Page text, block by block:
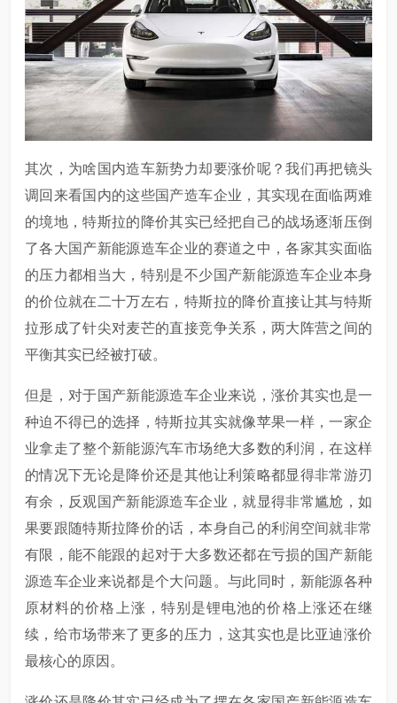
其次，为啥国内造车新势力却要涨价呢？我们再把镜头
调回来看国内的这些国产造车企业，其实现在面临两难
的境地，特斯拉的降价其实已经把自己的战场逐渐压倒
了各大国产新能源造车企业的赛道之中，各家其实面临
的压力都相当大，特别是不少国产新能源造车企业本身
的价位就在二十万左右，特斯拉的降价直接让其与特斯
拉形成了针尖对麦芒的直接竞争关系，两大阵营之间的
平衡其实已经被打破。
但是，对于国产新能源造车企业来说，涨价其实也是一
种迫不得已的选择，特斯拉其实就像苹果一样，一家企
业拿走了整个新能源汽车市场绝大多数的利润，在这样
的情况下无论是降价还是其他让利策略都显得非常游刃
有余，反观国产新能源造车企业，就显得非常尴尬，如
果要跟随特斯拉降价的话，本身自己的利润空间就非常
有限，能不能跟的起对于大多数还都在亏损的国产新能
源造车企业来说都是个大问题。与此同时，新能源各种
原材料的价格上涨，特别是锂电池的价格上涨还在继
续，给市场带来了更多的压力，这其实也是比亚迪涨价
最核心的原因。